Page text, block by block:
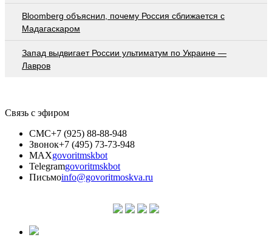
Bloomberg объяснил, почему Россия сближается с
Мадагаскаром
Запад выдвигает России ультиматум по Украине —
Лавров
Связь с эфиром
СМС+7 (925) 88-88-948
Звонок+7 (495) 73-73-948
MAXgovoritmskbot
Telegramgovoritmskbot
Письмоinfo@govoritmoskva.ru